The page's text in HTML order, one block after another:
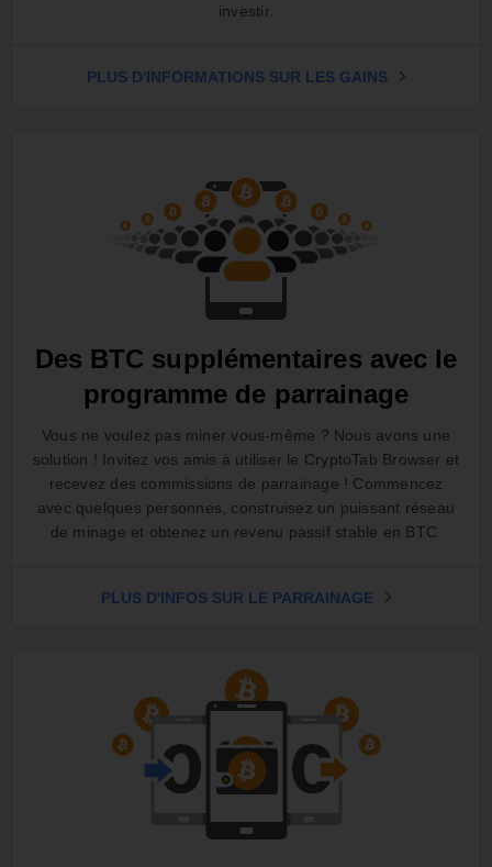
investir.
PLUS D'INFORMATIONS SUR LES GAINS
Des BTC supplémentaires avec le
programme de parrainage
Vous ne voulez pas miner vous-même ? Nous avons une
solution ! Invitez vos amis à utiliser le CryptoTab Browser et
recevez des commissions de parrainage ! Commencez
avec quelques personnes, construisez un puissant réseau
de minage et obtenez un revenu passif stable en BTC.
PLUS D'INFOS SUR LE PARRAINAGE